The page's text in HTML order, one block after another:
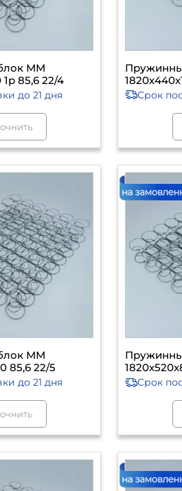
ММ
1р 85,6 22/4
до 21 дня Срок
ММ
85,6 22/5
до 21 дня Срок